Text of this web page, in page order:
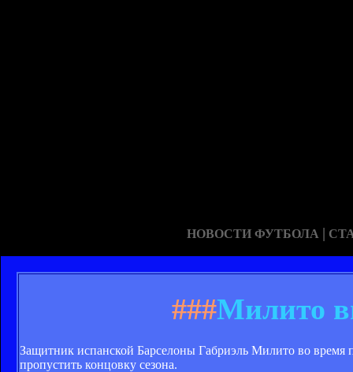
НОВОСТИ ФУТБОЛА |
###Милито
Защитник испанской Барселоны Габриэль Милито во время
пропустить концовку сезона.